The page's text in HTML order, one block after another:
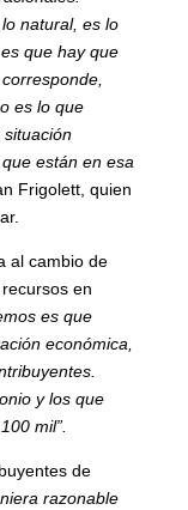
natural, es lo
que hay que
es lo que
están en esa
Frigolett, quien
al cambio de
en
es que
económica,
y los que
mil”.
de
razonable